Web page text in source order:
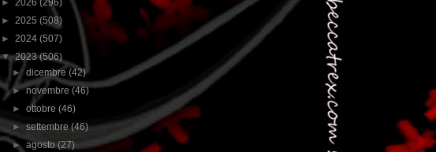
► 2026 (296)
► 2025 (508)
► 2024 (507)
▼2023(506)
►dicembre(42)
►novembre(46)
►ottobre(46)
►settembre(46)
►agosto(27)